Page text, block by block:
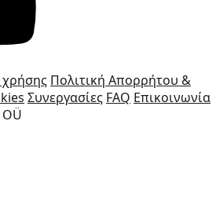
Πολιτική Απορρήτου &
Συνεργασίες FAQ Επικοινωνία